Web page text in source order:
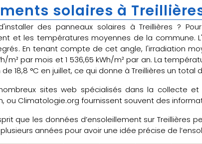
solaires à
des panneaux solaires à Treillières ?
et les températures moyennes de la commune.
En tenant compte de cet angle, l'irradiation
m² par mois et 1 536,65 kWh/m² par an. La
18,8 °C en juillet, ce qui donne à Treillières un total
sites web spécialisés dans la collecte
ou Climatologie.org fournissent souvent des
que les données d’ensoleillement sur Treillières
années pour avoir une idée précise de